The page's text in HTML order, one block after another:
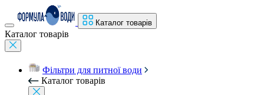
Каталог товарів
Каталог товарів
Фільтри для питної води
Каталог товарів